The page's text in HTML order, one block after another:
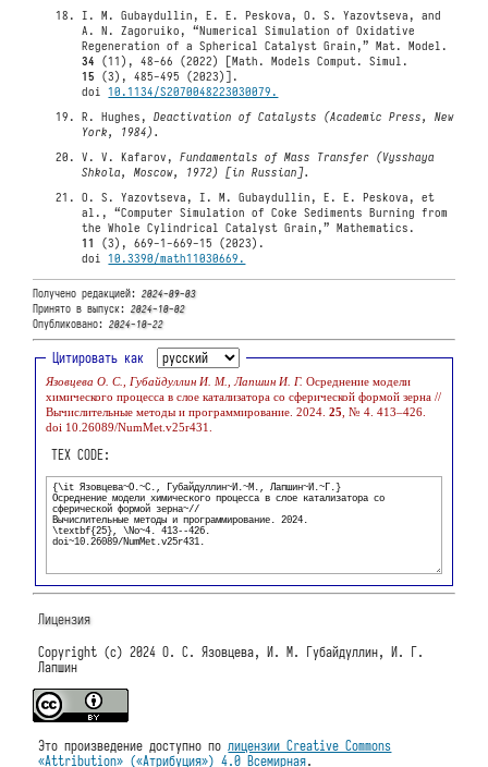
I. M. Gubaydullin, E. E. Peskova, O. S. Yazovtseva, and
A. N. Zagoruiko, “Numerical Simulation of Oxidative
Regeneration of a Spherical Catalyst Grain,” Mat. Model.
34 (11), 48-66 (2022) [Math. Models Comput. Simul.
15 (3), 485-495 (2023)].
doi10.1134/S2070048223030079.
R. Hughes,Deactivation of Catalysts (Academic Press, New
York, 1984).
V. V. Kafarov,Fundamentals of Mass Transfer (Vysshaya
Shkola, Moscow, 1972) [in Russian].
O. S. Yazovtseva, I. M. Gubaydullin, E. E. Peskova, et
al., “Computer Simulation of Coke Sediments Burning from
the Whole Cylindrical Catalyst Grain,” Mathematics.
11
(3), 669-1-669-15 (2023).
doi10.3390/math11030669.
Получено редакцией:2024-09-03
Принято в выпуск:2024-10-02
Опубликовано:2024-10-22
Цитировать как
Язовцева О. С., Губайдуллин И. М., Лапшин И. Г.Осреднение модели
химического процесса в слое катализатора со сферической формой зерна //
Вычислительные методы и программирование. 2024.25 , № 4. 413–426.
doi 10.26089/NumMet.v25r431.
TEX CODE:
Лицензия
Copyright (c) 2024 О. С. Язовцева, И. М. Губайдуллин, И. Г.
Лапшин
Это произведение доступно полицензии Creative Commons
«Attribution» («Атрибуция») 4.0 Всемирная.